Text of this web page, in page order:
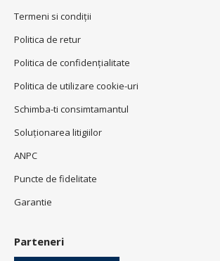
Termeni si condiţii
Politica de retur
Politica de confidenţialitate
Politica de utilizare cookie-uri
Schimba-ti consimtamantul
Soluționarea litigiilor
ANPC
Puncte de fidelitate
Garantie
Parteneri